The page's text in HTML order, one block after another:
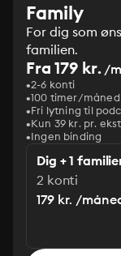
Family
For dig som
familien.
Fra 179 kr./
2-6 konti
100 timer/
Fri lytning til
Kun 39 kr. pr.
Ingen binding
Dig + 1
2 konti
179 kr. /